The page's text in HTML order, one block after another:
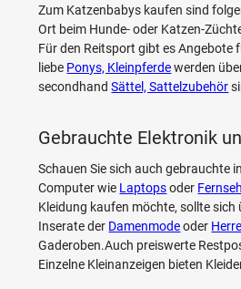
Zum Katzenbabys kaufen sind
Ort beim Hunde- oder Katzen-
Für den Reitsport gibt es Angebote
liebe Ponys, Kleinpferdewerden
secondhandSättel, Sattelzubehör
Gebrauchte Elektronik
Schauen Sie sich auch gebrauchte
Computer wie Laptopsoder
Kleidung kaufen möchte, sollte
Inserate der Damenmodeoder
Gaderoben.Auch preiswerte
Einzelne Kleinanzeigen bieten